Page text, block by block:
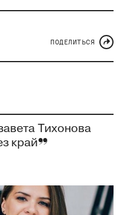
ПОДЕЛИТЬСЯ
Тихонова
край